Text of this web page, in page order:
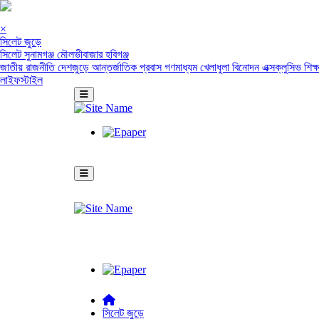
×
সিলেট জুড়ে
সিলেটসুনামগঞ্জ মৌলভীবাজারহবিগঞ্জ
জাতীয় রাজনীতিদেশজুড়ে আন্তর্জাতিক প্রবাসগণমাধ্যমখেলাধুলা বিনোদনএক্সক্লুসিভ
লাইফস্টাইল
সিলেট জুড়ে